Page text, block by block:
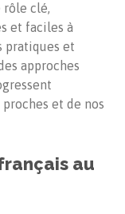
rôle clé,
et faciles à
pratiques et
approches
et de nos
au